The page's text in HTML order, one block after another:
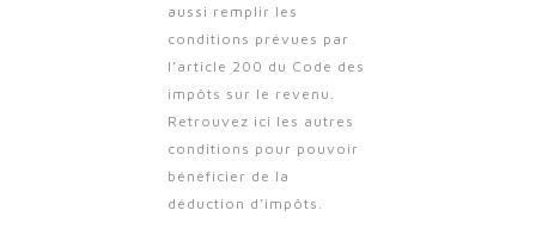
aussi remplir les
conditions prévues par
l’article 200 du Code des
impôts sur le revenu.
Retrouvez ici les autres
conditions pour pouvoir
bénéficier de la
déduction d’impôts.